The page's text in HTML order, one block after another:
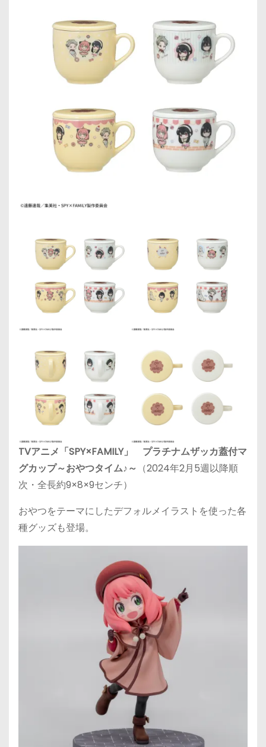
TVアニメ「SPY×FAMILY」 プラチナムザッカ蓋付マ
グカップ～おやつタイム♪～ （2024年2月5週以降順
次・全長約9×8×9センチ）
おやつをテーマにしたデフォルメイラストを使った各
種グッズも登場。